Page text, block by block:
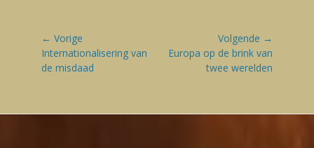
Bericht
navigatie
← Vorige
Vorige
blog:
Internationalisering van
de misdaad
Volgende →
Volgende
Europa op de brink van
twee werelden